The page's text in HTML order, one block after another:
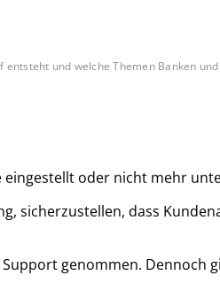
und welche Themen Banken
eingestellt oder nicht mehr
dass
genommen.